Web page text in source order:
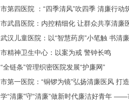
市第四医院 ：“四季清风”吹四季 清廉行动
市武昌医院：内控精细化 让群众共享清廉
武汉儿童医院：以“智慧药房”小笔触 书清
市精神卫生中心：以案为戒 警钟长鸣
“全链条”管理织密医院发展“护廉网”
市第一医院：“铜锣为镜”弘扬清廉医风 打